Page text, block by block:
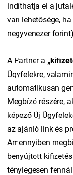
indíthatja el a
van lehetősége,
negyvenezer
A Partner a
Ügyfelekre,
automatikusan
Megbízó részére,
képező Új
az ajánló link és
Amennyiben
benyújtott
ténylegesen